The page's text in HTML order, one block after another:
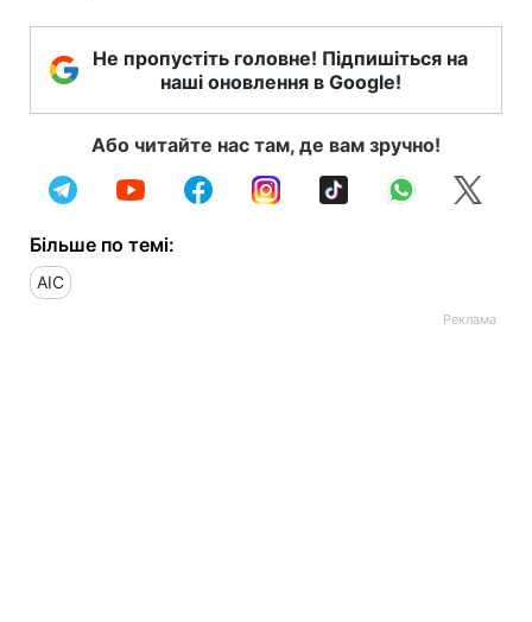
Не пропустіть головне! Підпишіться на
наші оновлення в Google!
Або читайте нас там, де вам зручно!
Більше по темі:
АIС